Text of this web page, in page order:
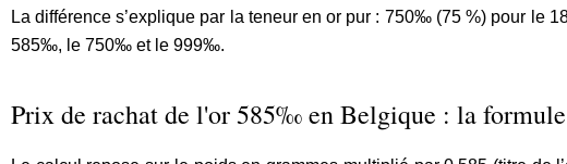
La différence s’explique par la teneur en or pur : 750‰ (75 %) pour le
585‰, le 750‰ et le 999‰.
Prix de rachat de l'or 585‰ en Belgique : la